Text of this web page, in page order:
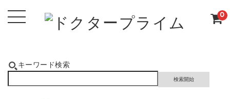
0
キーワード検索